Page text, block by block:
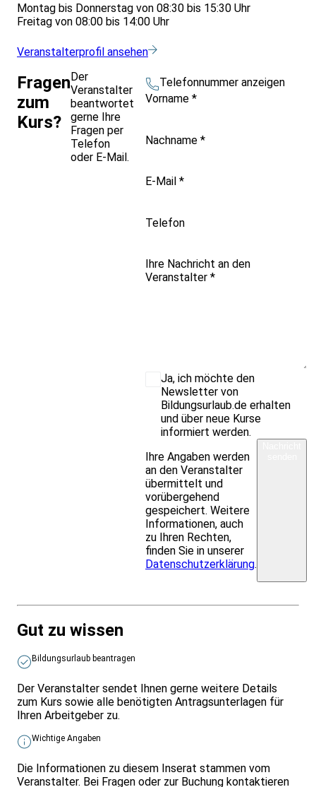
Montag bis Donnerstag von 08:30 bis 15:30 Uhr
Freitag von 08:00 bis 14:00 Uhr
Veranstalterprofil ansehen
Fragen
zum
Kurs?
Der
Veranstalter
beantwortet
gerne Ihre
Fragen per
Telefon
oder E-Mail.
Telefonnummer anzeigen
Vorname *
Nachname *
E-Mail *
Telefon
Ihre Nachricht an den
Veranstalter *
Ja, ich möchte den
Newsletter von
Bildungsurlaub.de erhalten
und über neue Kurse
informiert werden.
Ihre Angaben werden
an den Veranstalter
übermittelt und
vorübergehend
gespeichert. Weitere
Informationen, auch
zu Ihren Rechten,
finden Sie in unserer
Datenschutzerklärung.
Gut zu wissen
Bildungsurlaub beantragen
Der Veranstalter sendet Ihnen gerne weitere Details
zum Kurs sowie alle benötigten Antragsunterlagen für
Ihren Arbeitgeber zu.
Wichtige Angaben
Die Informationen zu diesem Inserat stammen vom
Veranstalter. Bei Fragen oder zur Buchung kontaktieren